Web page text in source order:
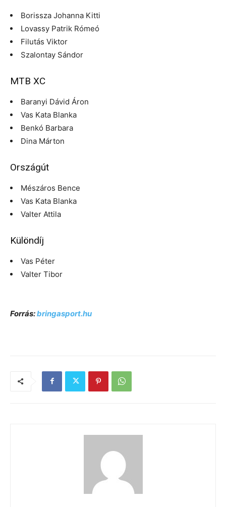
Borissza Johanna Kitti
Lovassy Patrik Rómeó
Filutás Viktor
Szalontay Sándor
MTB XC
Baranyi Dávid Áron
Vas Kata Blanka
Benkó Barbara
Dina Márton
Országút
Mészáros Bence
Vas Kata Blanka
Valter Attila
Különdíj
Vas Péter
Valter Tibor
Forrás:bringasport.hu